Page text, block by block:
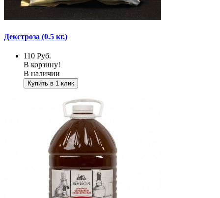
Декстроза (0.5 кг.)
110 Руб.
В корзину!
В наличии
Купить в 1 клик